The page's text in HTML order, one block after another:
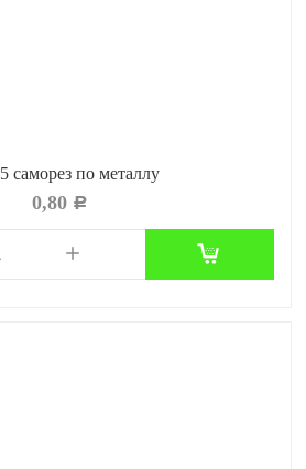
саморез по металлу
0,80 Р